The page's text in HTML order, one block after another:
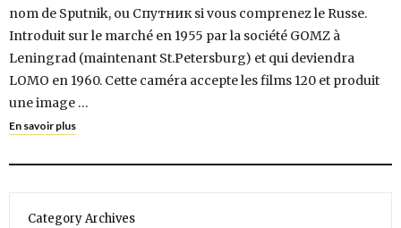
nom de Sputnik, ou Спутник si vous comprenez le Russe.
Introduit sur le marché en 1955 par la société GOMZ à
Leningrad (maintenant St.Petersburg) et qui deviendra
LOMO en 1960. Cette caméra accepte les films 120 et produit
une image …
En savoir plus
Category Archives